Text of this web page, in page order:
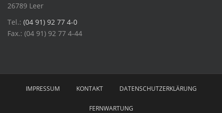
26789 Leer
Tel.: (04 91) 92 77 4-0
Fax.: (04 91) 92 77 4-44
IMPRESSUM KONTAKT DATENSCHUTZERKLÄRUNG
FERNWARTUNG